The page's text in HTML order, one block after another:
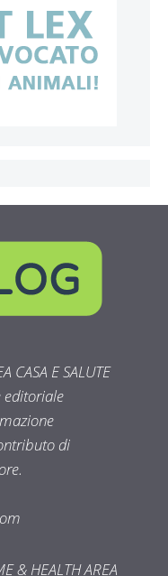
CASA E SALUTE
editoriale
di
& HEALTH AREA